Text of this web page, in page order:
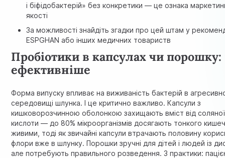
і біфідобактерій» без конкретики — це ознака
якості
За можливості знайдіть згадки про цей штам у
ESPGHAN або інших медичних товариств
Пробіотики в капсулах чи
ефективніше
Форма випуску впливає на виживаність бактерій в
середовищі шлунка. І це критично важливо. Капсули з
кишковорозчинною оболонкою захищають вміст від соляної
кислоти — до 80% мікроорганізмів досягають тонкого
живими, тоді як звичайні капсули втрачають половину
флори вже в шлунку. Порошки зручні для дітей і людей із
але потребують правильного розведення. З практики: